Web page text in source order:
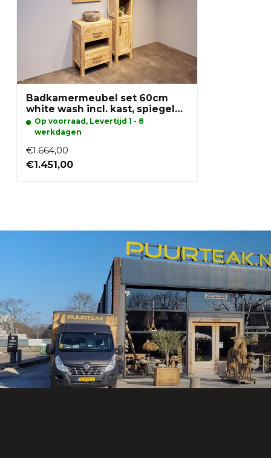
Badkamermeubel set 60cm
white wash incl. kast, spiegel
en waskom
Op voorraad, Levertijd 1 - 8
werkdagen
€1.664,00
€1.451,00